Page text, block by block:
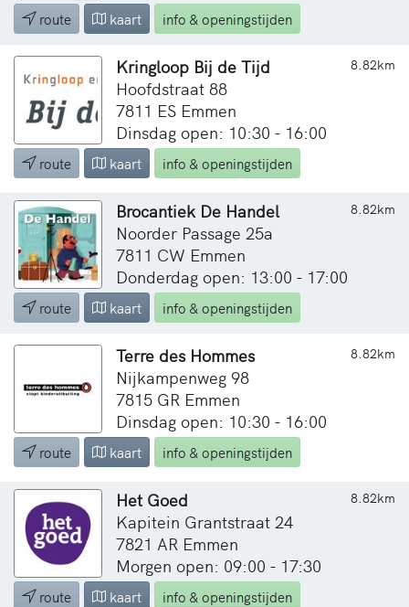
route kaart info & openingstijden
8.82km
Kringloop Bij de Tijd
Hoofdstraat 88
7811 ES Emmen
Dinsdag open: 10:30 - 16:00
route kaart info & openingstijden
8.82km
Brocantiek De Handel
Noorder Passage 25a
7811 CW Emmen
Donderdag open: 13:00 - 17:00
route kaart info & openingstijden
8.82km
Terre des Hommes
Nijkampenweg 98
7815 GR Emmen
Dinsdag open: 10:30 - 16:00
route kaart info & openingstijden
8.82km
Het Goed
Kapitein Grantstraat 24
7821 AR Emmen
Morgen open: 09:00 - 17:30
route kaart info & openingstijden